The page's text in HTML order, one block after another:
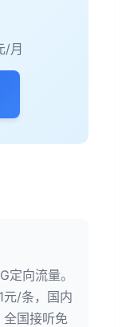
/月
向流量。
元/条，国内
全国接听免